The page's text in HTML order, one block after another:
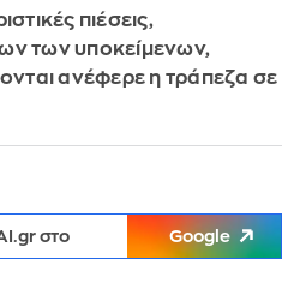
πιέσεις,
των υποκείμενων,
ανέφερε η τράπεζα σε
στο Google